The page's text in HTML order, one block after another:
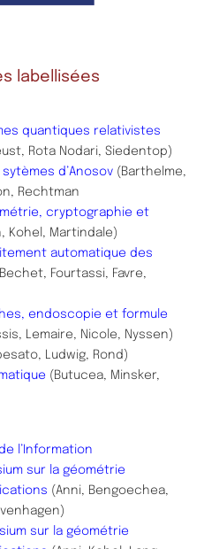
labellisées
quantiques relativistes
Rota Nodari, Siedentop)
d’Anosov (Barthelme,
Rechtman
cryptographie et
Kohel, Martindale)
automatique des
Fourtassi, Favre,
endoscopie et formule
Lemaire, Nicole, Nyssen)
Ludwig, Rond)
(Butucea, Minsker,
l’Information
sur la géométrie
(Anni, Bengoechea,
sur la géométrie